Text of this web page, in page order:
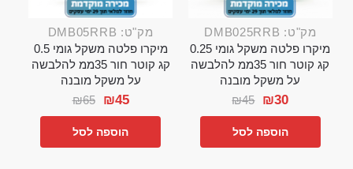
מק"ט: DMB025RRB
מיקרו פלטה משקל גומי 0.25
קג קוטר חור 35ממ להלבשה
על משקל מובנה
₪45 ₪30
הוספה לסל
מק"ט: DMB05RRB
מיקרו פלטה משקל גומי 0.5
קג קוטר חור 35ממ להלבשה
על משקל מובנה
₪65 ₪45
הוספה לסל